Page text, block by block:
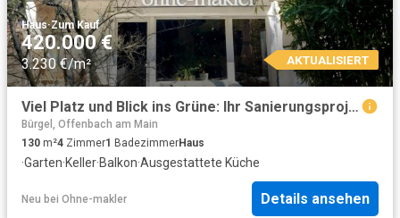
Haus·Zum Kauf
420.000 €
3.230 €/m² AKTUALISIERT
Viel Platz und Blick ins Grüne: Ihr Sanierungsprojekt in ruhiger Bestlage
Bürgel, Offenbach am Main
130 m²4 Zimmer1 BadezimmerHaus
·Garten·Keller·Balkon·Ausgestattete Küche
Neu bei Ohne-makler Details ansehen